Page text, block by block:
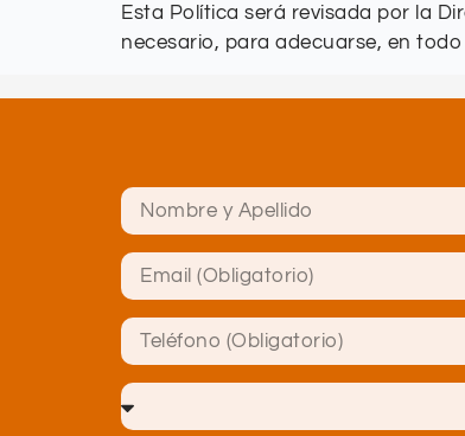
Esta Política será revisada por la
necesario, para adecuarse, en